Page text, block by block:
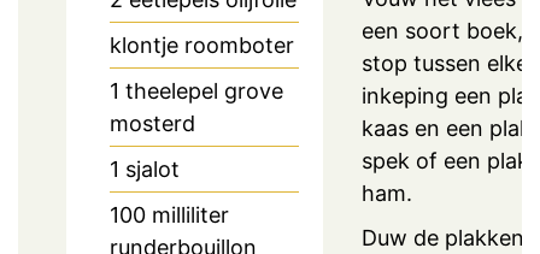
klontje roomboter
1 theelepel grove
mosterd
1 sjalot
100 milliliter
runderbouillon
een soort boek,
stop tussen elke
inkeping een
kaas en een
spek of een plak
ham.
Duw de plakken